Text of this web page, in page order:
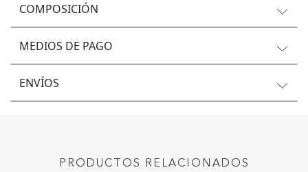
COMPOSICIÓN
MEDIOS DE PAGO
ENVÍOS
PRODUCTOS RELACIONADOS